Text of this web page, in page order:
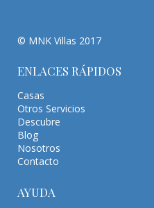
© MNK Villas 2017
ENLACES RÁPIDOS
Casas
Otros Servicios
Descubre
Blog
Nosotros
Contacto
AYUDA